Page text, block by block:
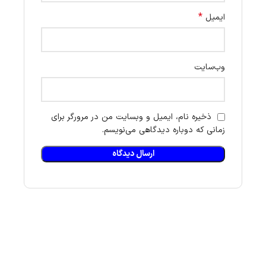
ایمیل *
وب‌سایت
ذخیره نام، ایمیل و وبسایت من در مرورگر برای
زمانی که دوباره دیدگاهی می‌نویسم.